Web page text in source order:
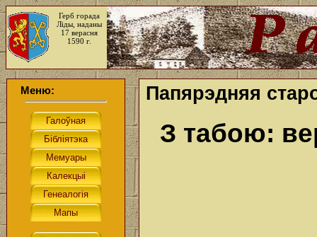
Герб горада
Ліды, наданы
17 верасня
1590 г.
Меню: Папярэдняя
З табою: